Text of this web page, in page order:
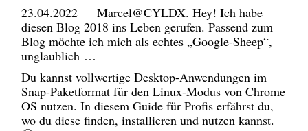
23.04.2022 — Marcel@CYLDX. Hey! Ich habe
diesen Blog 2018 ins Leben gerufen. Passend zum
Blog möchte ich mich als echtes „Google-Sheep“,
unglaublich …
Du kannst vollwertige Desktop-Anwendungen im
Snap-Paketformat für den Linux-Modus von Chrome
OS nutzen. In diesem Guide für Profis erfährst du,
wo du diese finden, installieren und nutzen kannst.